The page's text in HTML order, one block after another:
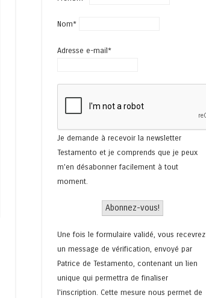
Nom*
Adresse e-mail*
Je demande à recevoir la newsletter
Testamento et je comprends que je peux
m'en désabonner facilement à tout
moment.
Une fois le formulaire validé, vous recevrez
un message de vérification, envoyé par
Patrice de Testamento, contenant un lien
unique qui permettra de finaliser
l'inscription. Cette mesure nous permet de